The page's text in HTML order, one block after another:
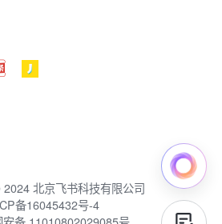
北京飞书科技有限公司
备16045432号-4